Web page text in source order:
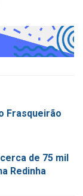
Frasqueirão
de 75 mil
Redinha